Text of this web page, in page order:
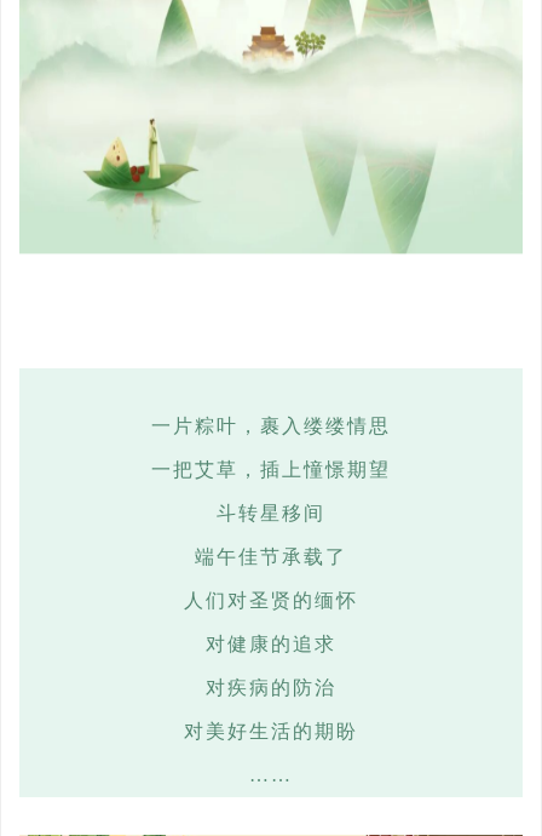
一片粽叶，裹入缕缕情思
一把艾草，插上憧憬期望
斗转星移间
端午佳节承载了
人们对圣贤的缅怀
对健康的追求
对疾病的防治
对美好生活的期盼
……